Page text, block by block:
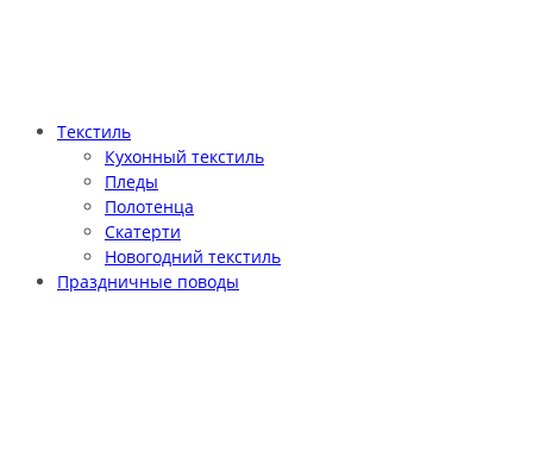
Текстиль
Кухонный текстиль
Пледы
Полотенца
Скатерти
Новогодний текстиль
Праздничные поводы